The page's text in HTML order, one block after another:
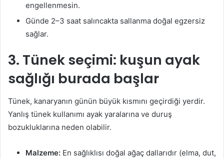
engellenmesin.
Günde 2–3 saat salıncakta sallanma doğal egzersiz
sağlar.
3. Tünek seçimi: kuşun ayak
sağlığı burada başlar
Tünek, kanaryanın günün büyük kısmını geçirdiği yerdir.
Yanlış tünek kullanımı ayak yaralarına ve duruş
bozukluklarına neden olabilir.
Malzeme: En sağlıklısı doğal ağaç dallarıdır (elma, dut,